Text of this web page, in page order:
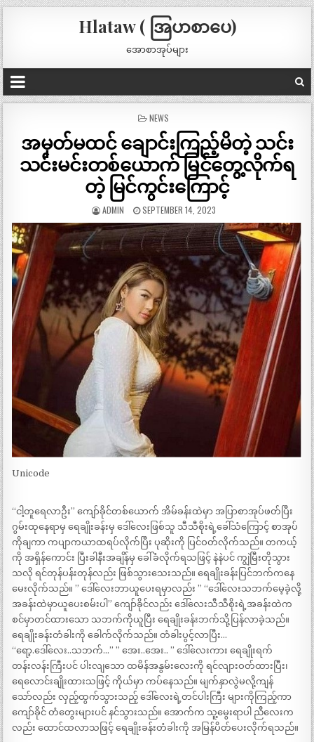
Hlataw ( အြပာစာပေ)
အောစာအုပ်များ
POSTED
NEWS
အမှတ်မထင် ချောင်းကြည့်မိတဲ့ သင်း
သင်းမင်းတစ်ယောက် မြင်တွေ့လိုက်ရ
တဲ့ မြင်ကွင်းကြောင့်
ADMIN SEPTEMBER 14, 2023
Unicode
“ငါ့တူရေလာဦး” ကျော်ခိုင်တစ်ယောက် အိမ်ခန်းထဲမှာ အပြာစာအုပ်ဖတ်ပြီး
ဂွမ်းထုနေရာမှ ရေချိုးခန်းမှ ဒေါ်လေးဖြစ်သူ သီသီစိုးရဲ့ခေါ်သံကြောင့် စာအုပ်
ကိုချကာ ကပျာကယာထရပ်လိုက်ပြီး ပုဆိုးကို ပြင်ဝတ်လိုက်သည်။ တကယ့်
ကို အရှိန်ကောင်း ပြီးခါနီးအချိန်မှ ခေါ်ခံလိုက်ရသဖြင့် နဲနဲပင် ကျွဲမြီးတိုသွား
သလို ရင်တုန်ပန်းတုန်လည်း ဖြစ်သွားသေးသည်။ ရေချိုးခန်းပြင်ဘက်ကနေ
မေးလိုက်သည်။ ” ဒေါ်လေးဘာယူပေးရမှာလည်း ” “ဒေါ်လေးသဘက်မေ့ခဲ့လို့
အခန်းထဲမှာယူပေးစမ်းပါ” ကျော်ခိုင်လည်း ဒေါ်လေးသီသီစိုးရဲ့အခန်းထဲက
စင်မှာတင်ထားသော သဘက်ကိုယူပြီး ရေချိုးခန်းဘက်သို့ပြန်လာခဲ့သည်။
ရေချိုးခန်းတံခါးကို ခေါက်လိုက်သည်။ တံခါးပွင့်လာပြီး…
“ရော့.ဒေါ်လေး..သဘက်…” ” အေး..အေး.. ” ဒေါ်လေးကား ရေချိုးရက်
တန်းလန်းကြီးပင် ပါးလျသော ထမိန်အနွမ်းလေးကို ရင်လျားဝတ်ထားပြီး၊
ရေလောင်းချိုးထားသဖြင့် ကိုယ်မှာ ကပ်နေသည်။ မျက်နှာလွဲမလို့ကျန်
သော်လည်း လှည့်ထွက်သွားသည့် ဒေါ်လေးရဲ့တင်ပါးကြီး များကိုကြည့်ကာ
ကျော်ခိုင် တံတွေးများပင် နင်သွားသည်။ အောက်က သူ့မွေးရာပါ ညီလေးက
လည်း ထောင်ထလာသဖြင့် ရေချိုးခန်းတံခါးကို အမြန်ပိတ်ပေးလိုက်ရသည်။